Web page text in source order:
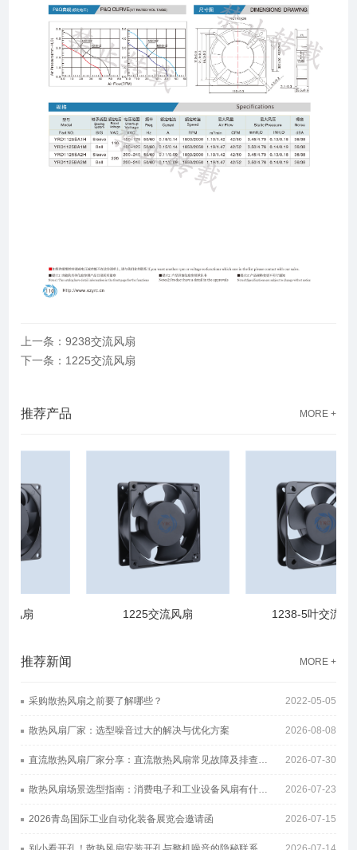
上一条：9238交流风扇
下一条：1225交流风扇
推荐产品 MORE +
扇 1225交流风扇 1238-5叶交流风扇
推荐新闻 MORE +
2022-05-05
采购散热风扇之前要了解哪些？
2026-08-08
散热风扇厂家：选型噪音过大的解决与优化方案
2026-07-30
直流散热风扇厂家分享：直流散热风扇常见故障及排查方案
2026-07-23
散热风扇场景选型指南：消费电子和工业设备风扇有什么区别
2026-07-15
2026青岛国际工业自动化装备展览会邀请函